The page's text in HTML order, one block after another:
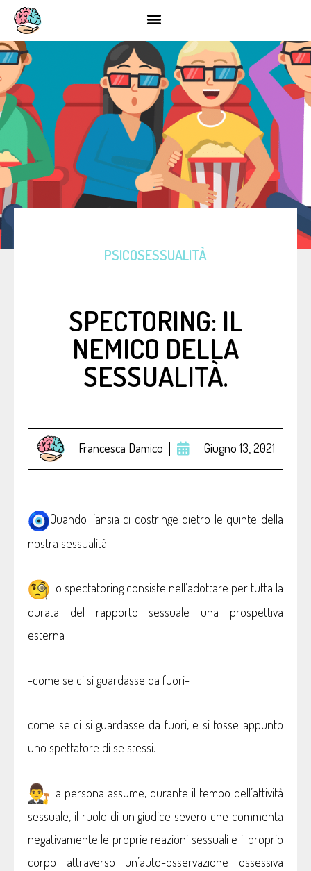
PSICOSESSUALITÀ
SPECTORING: IL
NEMICO DELLA
SESSUALITÀ.
Francesca Damico Giugno 13, 2021
Quando l’ansia ci costringe dietro le quinte della
nostra sessualità.
Lo spectatoring consiste nell’adottare per tutta la
durata del rapporto sessuale una prospettiva
esterna
-come se ci si guardasse da fuori-
come se ci si guardasse da fuori, e si fosse appunto
uno spettatore di se stessi.
La persona assume, durante il tempo dell’attività
sessuale, il ruolo di un giudice severo che commenta
negativamente le proprie reazioni sessuali e il proprio
corpo attraverso un’auto-osservazione ossessiva